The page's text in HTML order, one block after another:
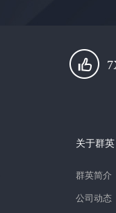
关于群英
群英简介
公司动态